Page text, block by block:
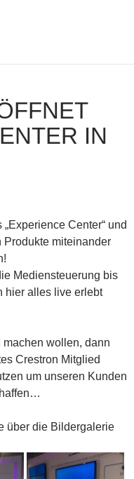
IN
Center“ und
miteinander
Mediensteuerung bis
hier alles live erlebt
wollen, dann
Crestron Mitglied
um unseren Kunden
über die Bildergalerie